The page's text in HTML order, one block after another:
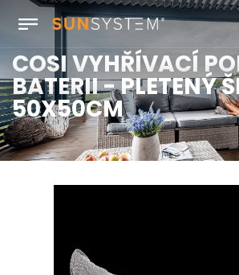
COSI VYHŘÍVACÍ
BATERII - PLETENÝ
50X50CM